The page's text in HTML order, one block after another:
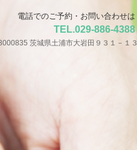
電話でのご予約・お問い合わせは
TEL.029-886-4388
茨城県土浦市大岩田９３１－１３